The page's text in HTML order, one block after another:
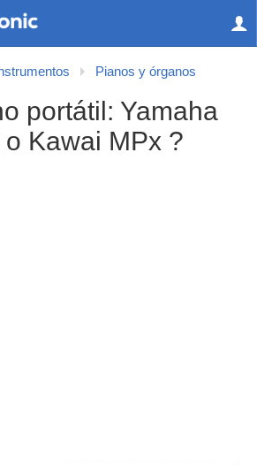
Pianos y órganos
portátil: Yamaha
Kawai MPx ?